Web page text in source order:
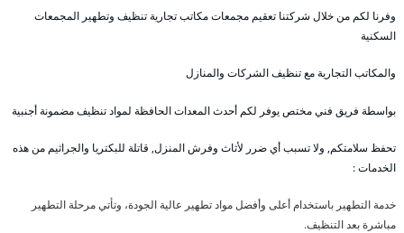
وفرنا لكم من خلال شركتنا تعقيم مجمعات مكاتب تجارية تنظيف وتطهير المجمعات
السكنية
والمكاتب التجارية مع تنظيف الشركات والمنازل
بواسطة فريق فني مختص يوفر لكم أحدث المعدات الحافظة لمواد تنظيف مضمونة أجنبية
تحفظ سلامتكم, ولا تسبب أي ضرر لأثاث وفرش المنزل, قاتلة للبكتريا والجراثيم من هذه
الخدمات :
خدمة التطهير باستخدام أعلى وأفضل مواد تطهير عالية الجودة، وتأتي مرحلة التطهير
مباشرة بعد التنظيف.